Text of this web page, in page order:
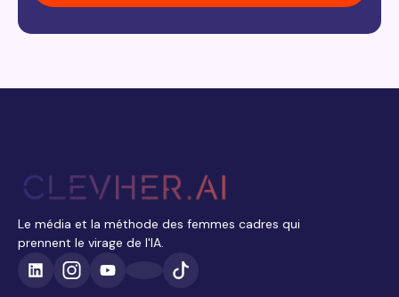
Le média et la méthode des femmes cadres qui
prennent le virage de l'IA.